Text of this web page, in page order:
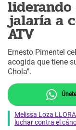
jalaría a
ATV
Ernesto Pimentel
acogida que tiene
Chola".
Melissa Loza
luchar contra el